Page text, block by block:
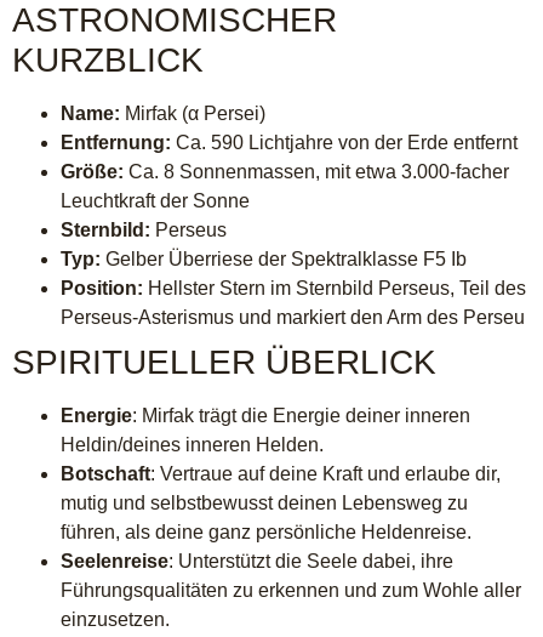
ASTRONOMISCHER
KURZBLICK
Name: Mirfak (α Persei)
Entfernung: Ca. 590 Lichtjahre von der Erde entfernt
Größe: Ca. 8 Sonnenmassen, mit etwa 3.000-facher
Leuchtkraft der Sonne
Sternbild: Perseus
Typ: Gelber Überriese der Spektralklasse F5 Ib
Position: Hellster Stern im Sternbild Perseus, Teil des
Perseus-Asterismus und markiert den Arm des Perseu
SPIRITUELLER ÜBERLICK
Energie: Mirfak trägt die Energie deiner inneren
Heldin/deines inneren Helden.
Botschaft: Vertraue auf deine Kraft und erlaube dir,
mutig und selbstbewusst deinen Lebensweg zu
führen, als deine ganz persönliche Heldenreise.
Seelenreise: Unterstützt die Seele dabei, ihre
Führungsqualitäten zu erkennen und zum Wohle aller
einzusetzen.